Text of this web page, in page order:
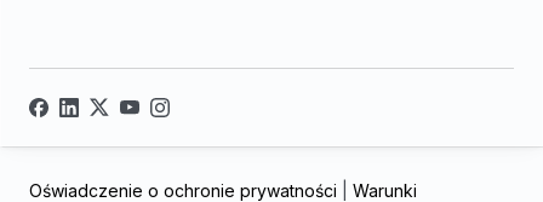
Oświadczenie o ochronie prywatności
Warunki